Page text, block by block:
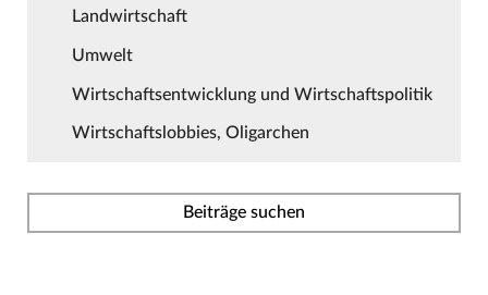
Landwirtschaft
Umwelt
Wirtschaftsentwicklung und Wirtschaftspolitik
Wirtschaftslobbies, Oligarchen
Beiträge suchen